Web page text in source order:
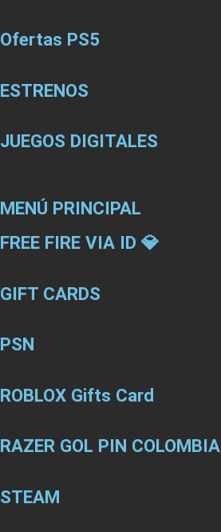
Ofertas PS5
ESTRENOS
JUEGOS DIGITALES
MENÚ PRINCIPAL
FREE FIRE VIA ID 💎
GIFT CARDS
PSN
ROBLOX Gifts Card
RAZER GOL PIN COLOMBIA
STEAM